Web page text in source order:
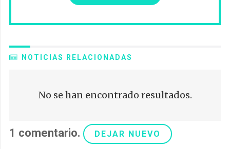
NOTICIAS RELACIONADAS
No se han encontrado resultados.
1 comentario. DEJAR NUEVO